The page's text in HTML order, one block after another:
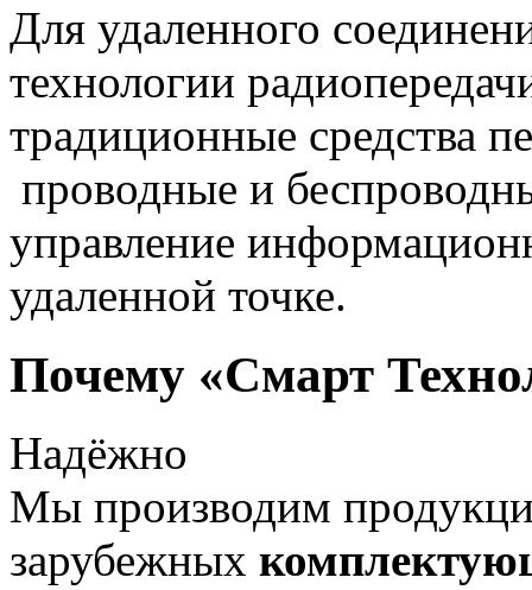
Для удаленного
технологии
традиционные средства
проводные и
управление
удаленной точке.
Почему «Смарт
Надёжно
Мы производим
зарубежных